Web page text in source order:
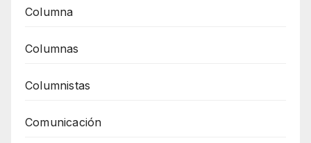
Columna
Columnas
Columnistas
Comunicación